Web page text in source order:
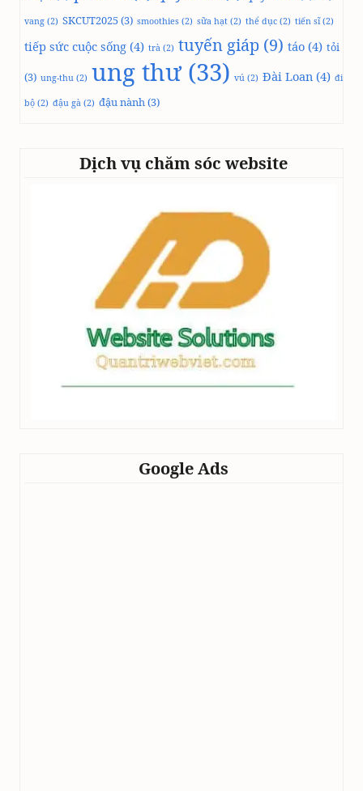
vang (2) SKCUT2025(3) smoothies (2) sữa hạt (2) thể dục (2) tiến sĩ(2)
tiếp sức cuộc sống (4) trà (2) tuyến giáp (9) táo (4) tỏi
(3) ung-thu (2) ung thư(33) vú (2) Đài Loan (4) đi
bộ (2) đậu gà (2) đậu nành(3)
Dịch vụ chăm sóc website
Google Ads